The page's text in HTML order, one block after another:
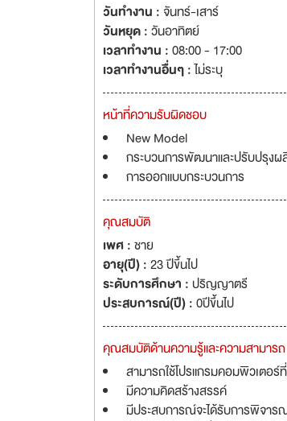
วันทำงาน : จันทร์-เสาร์
วันหยุด :วันอาทิตย์
เวลาทำงาน :08:00 - 17:00
เวลาทำงานอื่นๆ :ไม่ระบุ
หน้าที่ความรับผิดชอบ
New Model
กระบวนการพัฒนาและปรับปรุง
การออกแบบกระบวนการ
คุณสมบัติ
เพศ :ชาย
อายุ(ปี) :23 ปีขึ้นไป
ระดับการศึกษา :ปริญญาตรี
ประสบการณ์(ปี) :0ปีขึ้นไป
คุณสมบัติด้านความรู้และความสามารถ
สามารถใช้โปรแกรมคอมพิวเตอ
มีความคิดสร้างสรรค์
มีประสบการณ์จะได้รับการพิจาร